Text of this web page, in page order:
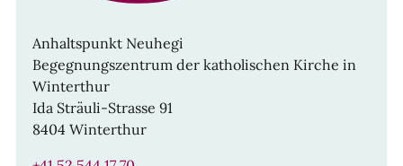
Anhaltspunkt Neuhegi
Begegnungszentrum der katholischen Kirche in
Winterthur
Ida Sträuli-Strasse 91
8404 Winterthur